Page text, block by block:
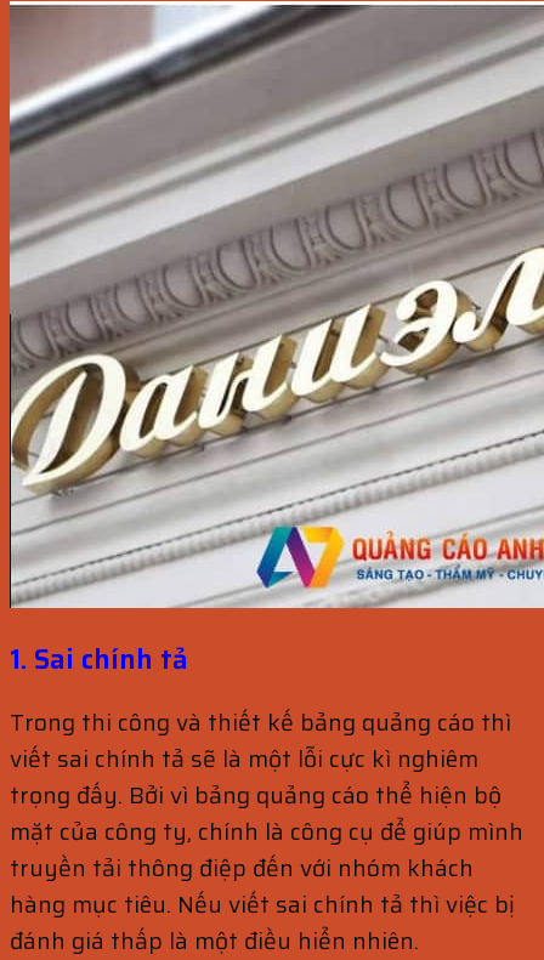
1. Sai chính tả
Trong thi công và thiết kế bảng quảng cáo thì
viết sai chính tả sẽ là một lỗi cực kì nghiêm
trọng đấy. Bởi vì bảng quảng cáo thể hiện bộ
mặt của công ty, chính là công cụ để giúp mình
truyền tải thông điệp đến với nhóm khách
hàng mục tiêu. Nếu viết sai chính tả thì việc bị
đánh giá thấp là một điều hiển nhiên.